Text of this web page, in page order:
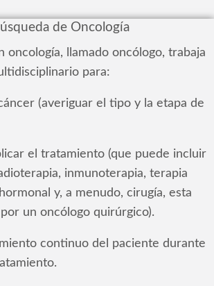
de Oncología
oncología, llamado oncólogo, trabaja
para:
(averiguar el tipo y la etapa de
el tratamiento (que puede incluir
inmunoterapia, terapia
y, a menudo, cirugía, esta
un oncólogo quirúrgico).
continuo del paciente durante